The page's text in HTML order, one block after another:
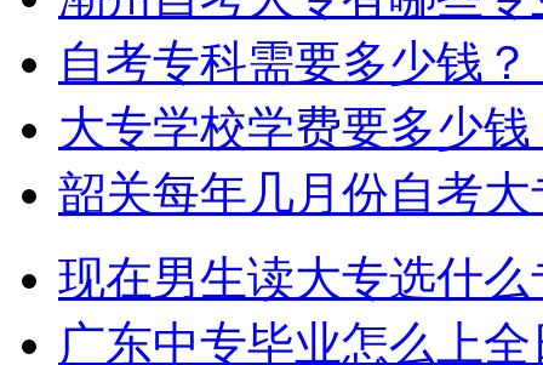
自考专科需要多少钱？
大专学校学费要多少钱
韶关每年几月份自考
现在男生读大专选什
广东中专毕业怎么上